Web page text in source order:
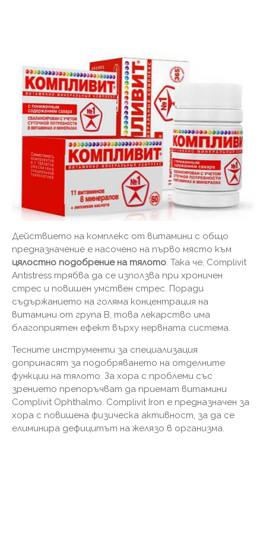
Действието на комплекс от витамини с общо
предназначение е насочено на първо място към
цялостно подобрение на тялото. Така че, Complivit
Antistress трябва да се използва при хроничен
стрес и повишен умствен стрес. Поради
съдържанието на голяма концентрация на
витамини от група В, това лекарство има
благоприятен ефект върху нервната система.
Тесните инструменти за специализация
допринасят за подобряването на отделните
функции на тялото. За хора с проблеми със
зрението препоръчват да приемат витамини
Complivit Ophthalmo. Complivit Iron е предназначен за
хора с повишена физическа активност, за да се
елиминира дефицитът на желязо в организма.